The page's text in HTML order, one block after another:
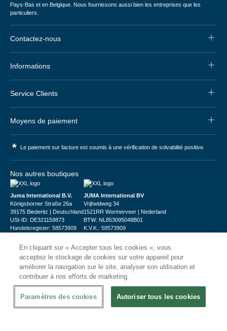
Pays-Bas et en Belgique. Nous fournissons aussi bien les entreprises que les
particuliers.
Contactez-nous
Informations
Service Clients
Moyens de paiement
* Le paiement sur facture est soumis à une vérification de solvabilité positive.
Nos autres boutiques
Juma International B.V.
Königsborner Straße 26a
39175 Biederitz | Deutschland
USt-ID: DE321159873
Handelsregister: 58573909
JUMA International BV
Vrijheidweg 34
1521RR Wormerveer | Nederland
BTW: NL853095048B01
K.V.K.: 58573909
© 2026CHRshop
En cliquant sur « Accepter tous les cookies », vous
acceptez le stockage de cookies sur votre appareil pour
améliorer la navigation sur le site, analyser son utilisation et
contribuer à nos efforts de marketing.
Paramètres des cookies Autoriser tous les cookies